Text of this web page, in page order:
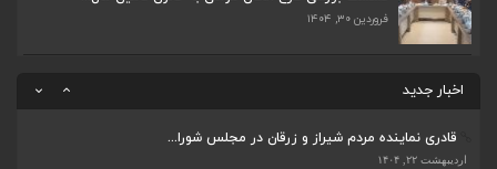
فروردین ۳۰, ۱۴۰۴
اخبار جدید
قادری نماینده مردم شیراز و زرقان در مجلس شورا...
اردیبهشت ۲۲, ۱۴۰۴